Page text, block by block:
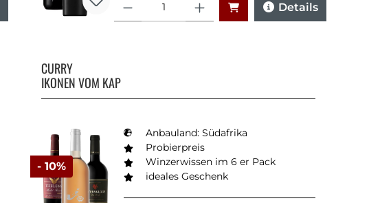
Details
- 10%
CURRY
IKONEN VOM KAP
Anbauland: Südafrika
Probierpreis
Winzerwissen im 6 er Pack
ideales Geschenk